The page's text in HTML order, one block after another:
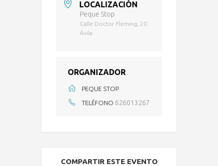
LOCALIZACIÓN
Peque Stop
Calle Doctor Fleming, 20
Ávila
ORGANIZADOR
PEQUE STOP
TELÉFONO 626013267
COMPARTIR ESTE EVENTO